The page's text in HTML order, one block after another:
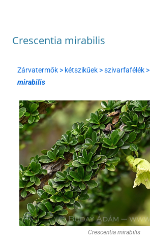
Crescentia mirabilis
Zárvatermők > kétszikűek > szivarfafélék >
mirabilis
Crescentia mirabilis